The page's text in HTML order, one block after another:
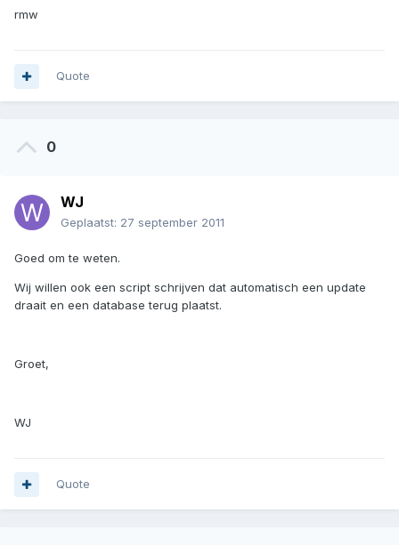
rmw
Quote
0
WJ
Geplaatst: 27 september 2011
Goed om te weten.
Wij willen ook een script schrijven dat automatisch een update
draait en een database terug plaatst.
Groet,
WJ
Quote